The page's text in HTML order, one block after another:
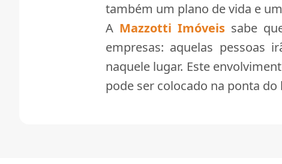
também um plano de vida e
A Mazzotti Imóveis sabe
empresas: aquelas pessoas
naquele lugar. Este
pode ser colocado na ponta do